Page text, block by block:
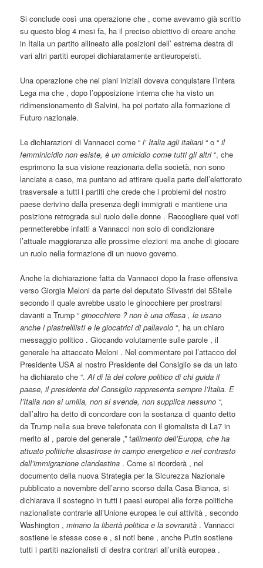
Si conclude così una operazione che , come avevamo già scritto
su questo blog 4 mesi fa, ha il preciso obiettivo di creare anche
in Italia un partito allineato alle posizioni dell’ estrema destra di
vari altri partiti europei dichiaratamente antieuropeisti.
Una operazione che nei piani iniziali doveva conquistare l’intera
Lega ma che , dopo l’opposizione interna che ha visto un
ridimensionamento di Salvini, ha poi portato alla formazione di
Futuro nazionale.
Le dichiarazioni di Vannacci come “ l’ Italia agli italiani“ o “il
femminicidio non esiste, è un omicidio come tutti gli altri“, che
esprimono la sua visione reazionaria della società, non sono
lanciate a caso, ma puntano ad attirare quella parte dell’elettorato
trasversale a tutti i partiti che crede che i problemi del nostro
paese derivino dalla presenza degli immigrati e mantiene una
posizione retrograda sul ruolo delle donne . Raccogliere quei voti
permetterebbe infatti a Vannacci non solo di condizionare
l’attuale maggioranza alle prossime elezioni ma anche di giocare
un ruolo nella formazione di un nuovo governo.
Anche la dichiarazione fatta da Vannacci dopo la frase offensiva
verso Giorgia Meloni da parte del deputato Silvestri dei 5Stelle
secondo il quale avrebbe usato le ginocchiere per prostrarsi
davanti a Trump “ginocchiere ? non è una offesa , le usano
anche i piastrelllisti e le giocatrici di pallavolo“, ha un chiaro
messaggio politico . Giocando volutamente sulle parole , il
generale ha attaccato Meloni . Nel commentare poi l’attacco del
Presidente USA al nostro Presidente del Consiglio se da un lato
ha dichiarato che “. Al di là del colore politico di chi guida il
paese, il presidente del Consiglio rappresenta sempre l’Italia. E
l’Italia non si umilia, non si svende, non supplica nessuno “,
dall’altro ha detto di concordare con la sostanza di quanto detto
da Trump nella sua breve telefonata con il giornalista di La7 in
merito al , parole del generale ,” fallimento dell’Europa, che ha
attuato politiche disastrose in campo energetico e nel contrasto
dell’immigrazione clandestina . Come si ricorderà , nel
documento della nuova Strategia per la Sicurezza Nazionale
pubblicato a novembre dell’anno scorso dalla Casa Bianca, si
dichiarava il sostegno in tutti i paesi europei alle forze politiche
nazionaliste contrarie all’Unione europea le cui attività , secondo
Washington ,minano la libertà politica e la sovranità . Vannacci
sostiene le stesse cose e , si noti bene , anche Putin sostiene
tutti i partiti nazionalisti di destra contrari all’unità europea .